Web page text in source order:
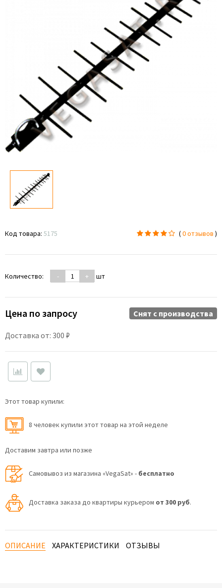
Код товара: 5175 (0 отзывов )
Количество: - + шт
Цена по запросу
Доставка от: 300 ₽
Снят c производства
Этот товар купили:
8 человек купили этот товар на этой неделе
Доставим завтра или позже
Самовывоз из магазина «VegaSat» - бесплатно
Доставка заказа до квартиры курьером от 300 руб.
ОПИСАНИЕ ХАРАКТЕРИСТИКИ ОТЗЫВЫ